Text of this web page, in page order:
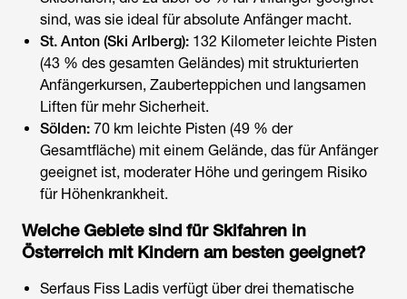
sind, was sie ideal für absolute Anfänger macht.
St. Anton (Ski Arlberg): 132 Kilometer leichte Pisten
(43 % des gesamten Geländes) mit strukturierten
Anfängerkursen, Zauberteppichen und langsamen
Liften für mehr Sicherheit.
Sölden: 70 km leichte Pisten (49 % der
Gesamtfläche) mit einem Gelände, das für Anfänger
geeignet ist, moderater Höhe und geringem Risiko
für Höhenkrankheit.
Welche Gebiete sind fürSkifahren in
Österreich mit Kindern am besten geeignet?
Serfaus Fiss Ladis verfügt über drei thematische